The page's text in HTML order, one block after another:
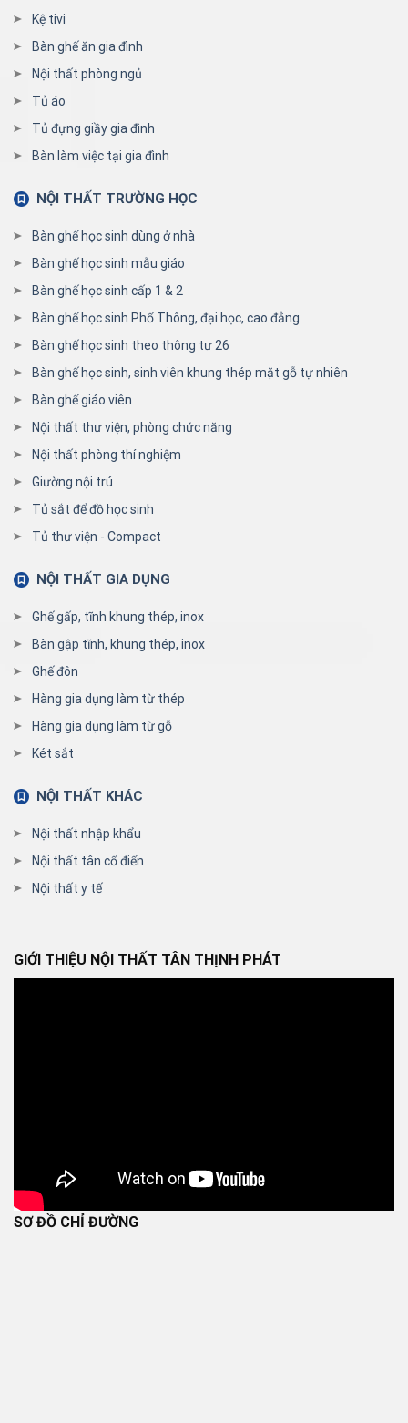
Kệ tivi
Bàn ghế ăn gia đình
Nội thất phòng ngủ
Tủ áo
Tủ đựng giầy gia đình
Bàn làm việc tại gia đình
NỘI THẤT TRƯỜNG HỌC
Bàn ghế học sinh dùng ở nhà
Bàn ghế học sinh mẫu giáo
Bàn ghế học sinh cấp 1 & 2
Bàn ghế học sinh Phổ Thông, đại học, cao đẳng
Bàn ghế học sinh theo thông tư 26
Bàn ghế học sinh, sinh viên khung thép mặt gỗ tự nhiên
Bàn ghế giáo viên
Nội thất thư viện, phòng chức năng
Nội thất phòng thí nghiệm
Giường nội trú
Tủ sắt để đồ học sinh
Tủ thư viện - Compact
NỘI THẤT GIA DỤNG
Ghế gấp, tĩnh khung thép, inox
Bàn gập tĩnh, khung thép, inox
Ghế đôn
Hàng gia dụng làm từ thép
Hàng gia dụng làm từ gỗ
Két sắt
NỘI THẤT KHÁC
Nội thất nhập khẩu
Nội thất tân cổ điển
Nội thất y tế
GIỚI THIỆU NỘI THẤT TÂN THỊNH PHÁT
SƠ ĐỒ CHỈ ĐƯỜNG